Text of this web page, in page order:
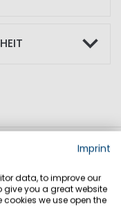
Imprint
data, to improve our
you a great website
we use open the